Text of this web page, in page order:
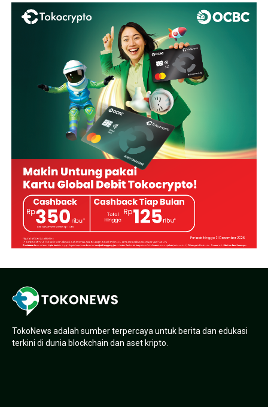
TokoNews adalah sumber terpercaya untuk berita dan edukasi
terkini di dunia blockchain dan aset kripto.